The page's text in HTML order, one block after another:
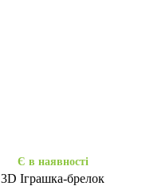
Є в наявності
3D Іграшка-брелок